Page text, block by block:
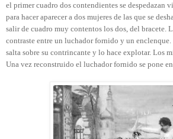
el primer cuadro dos contendientes se despedazan
para hacer aparecer a dos mujeres de las que se
salir de cuadro muy contentos los dos, del bracete.
contraste entre un luchador fornido y un
salta sobre su contrincante y lo hace explotar. Los
Una vez reconstruido el luchador fornido se pone